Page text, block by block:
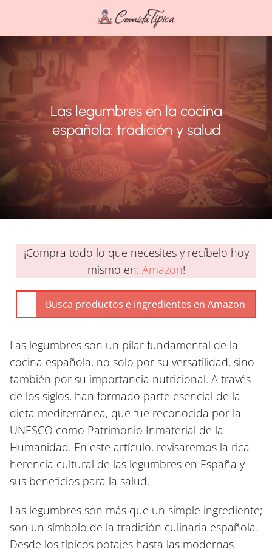
Las legumbres en la cocina
española: tradición y salud
¡Compra todo lo que necesites y recíbelo hoy
mismo en: Amazon!
Las legumbres son un pilar fundamental de la
cocina española, no solo por su versatilidad, sino
también por su importancia nutricional. A través
de los siglos, han formado parte esencial de la
dieta mediterránea, que fue reconocida por la
UNESCO como Patrimonio Inmaterial de la
Humanidad. En este artículo, revisaremos la rica
herencia cultural de las legumbres en España y
sus beneficios para la salud.
Las legumbres son más que un simple ingrediente;
son un símbolo de la tradición culinaria española.
Desde los típicos potajes hasta las modernas